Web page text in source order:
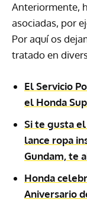
Anteriormente,
asociadas, por
Por aquí os
tratado en
El Servicio
el Honda
Si te gusta
lance ropa
Gundam, te
Honda
Aniversario